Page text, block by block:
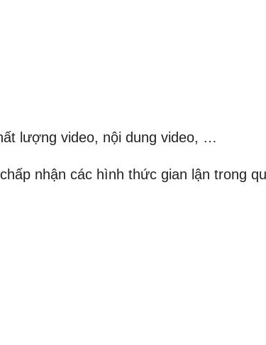
lượng video, nội dung video, …
nhận các hình thức gian lận trong